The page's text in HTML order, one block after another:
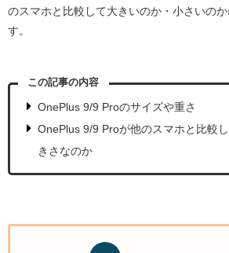
のスマホと比較して大きいのか・小さいの
す。
この記事の内容
OnePlus 9/9 Proのサイズや重さ
OnePlus 9/9 Proが他のスマホと比較
きさなのか